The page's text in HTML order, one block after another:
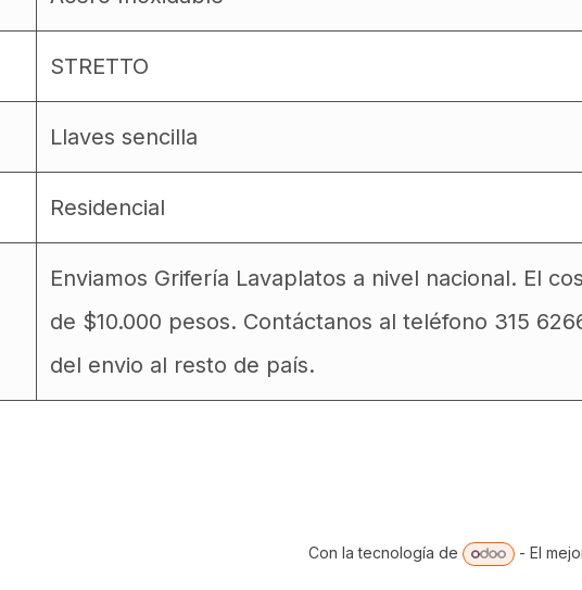
STRETTO
Llaves sencilla
Residencial
Enviamos Grifería Lavaplatos a nivel nacional. El
de $10.000 pesos. Contáctanos al teléfono 315
del envio al resto de país.
Con la tecnología de - El